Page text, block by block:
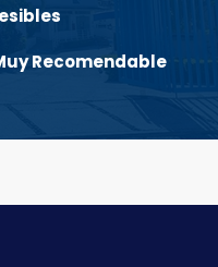
Recomendable